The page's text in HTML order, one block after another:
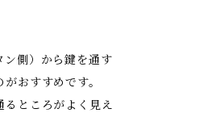
ン側）から鍵を通す
おすすめです。
るところがよく見え